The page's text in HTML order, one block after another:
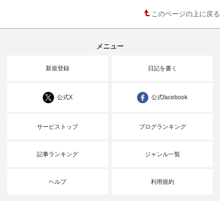
このページの上に戻る
メニュー
新規登録 日記を書く
公式X 公式facebook
サービストップ ブログランキング
記事ランキング ジャンル一覧
ヘルプ 利用規約